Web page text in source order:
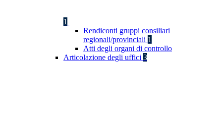
1
Rendiconti gruppi consiliari
regionali/provinciali 1
Atti degli organi di controllo
Articolazione degli uffici 3